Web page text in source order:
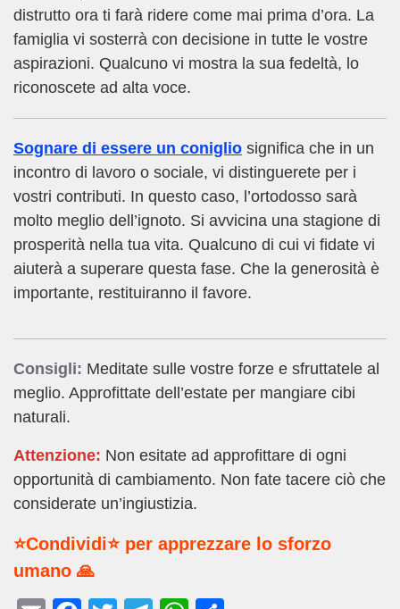
distrutto ora ti farà ridere come mai prima d’ora. La
famiglia vi sosterrà con decisione in tutte le vostre
aspirazioni. Qualcuno vi mostra la sua fedeltà, lo
riconoscete ad alta voce.
Sognare di essere un coniglio significa che in un
incontro di lavoro o sociale, vi distinguerete per i
vostri contributi. In questo caso, l’ortodosso sarà
molto meglio dell’ignoto. Si avvicina una stagione di
prosperità nella tua vita. Qualcuno di cui vi fidate vi
aiuterà a superare questa fase. Che la generosità è
importante, restituiranno il favore.
Consigli: Meditate sulle vostre forze e sfruttatele al
meglio. Approfittate dell’estate per mangiare cibi
naturali.
Attenzione: Non esitate ad approfittare di ogni
opportunità di cambiamento. Non fate tacere ciò che
considerate un’ingiustizia.
⭐Condividi⭐ per apprezzare lo sforzo
umano 🙏